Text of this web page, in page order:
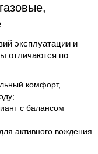
эксплуатации и
отличаются по
комфорт,
с балансом
активного вождения